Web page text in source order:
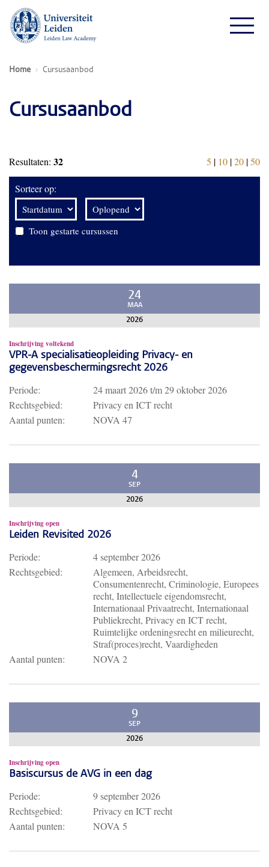
Home Cursusaanbod
Cursusaanbod
Resultaten: 32 5 | 10 |20 |50
Sorteer op:
Toon gestarte cursussen
24
MAA
2026
Inschrijving voltekend
VPR-A specialisatieopleiding Privacy- en
gegevensbeschermingsrecht 2026
Periode: 24 maart 2026t/m29 oktober 2026
Rechtsgebied:
Privacy en ICT recht
Aantal punten:
NOVA 47
4
SEP
2026
Inschrijving open
Leiden Revisited 2026
Periode:
4 september 2026
Rechtsgebied:
Algemeen, Arbeidsrecht,
Consumentenrecht, Criminologie, Europees
recht, Intellectuele eigendomsrecht,
Internationaal Privaatrecht, Internationaal
Publiekrecht, Privacy en ICT recht,
Ruimtelijke ordeningsrecht en milieurecht,
Straf(proces)recht, Vaardigheden
Aantal punten:
NOVA 2
9
SEP
2026
Inschrijving open
Basiscursus de AVG in een dag
Periode:
9 september 2026
Rechtsgebied:
Privacy en ICT recht
Aantal punten:
NOVA 5